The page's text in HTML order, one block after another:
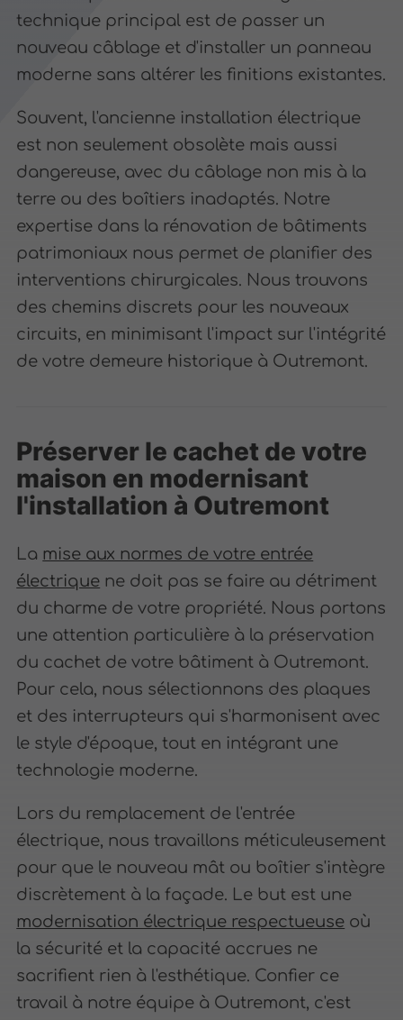
technique principal est de passer un
nouveau câblage et d'installer un panneau
moderne sans altérer les finitions existantes.
Souvent, l'ancienne installation électrique
est non seulement obsolète mais aussi
dangereuse, avec du câblage non mis à la
terre ou des boîtiers inadaptés. Notre
expertise dans la rénovation de bâtiments
patrimoniaux nous permet de planifier des
interventions chirurgicales. Nous trouvons
des chemins discrets pour les nouveaux
circuits, en minimisant l'impact sur l'intégrité
de votre demeure historique à Outremont.
Préserver le cachet de votre
maison en modernisant
l'installation à Outremont
La mise aux normes de votre entrée
électrique ne doit pas se faire au détriment
du charme de votre propriété. Nous portons
une attention particulière à la préservation
du cachet de votre bâtiment à Outremont.
Pour cela, nous sélectionnons des plaques
et des interrupteurs qui s'harmonisent avec
le style d'époque, tout en intégrant une
technologie moderne.
Lors du remplacement de l'entrée
électrique, nous travaillons méticuleusement
pour que le nouveau mât ou boîtier s'intègre
discrètement à la façade. Le but est une
modernisation électrique respectueuse où
la sécurité et la capacité accrues ne
sacrifient rien à l'esthétique. Confier ce
travail à notre équipe à Outremont, c'est